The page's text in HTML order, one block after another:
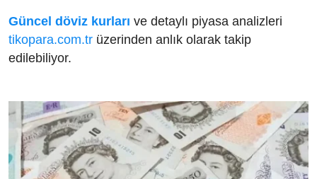
Güncel döviz kurları ve detaylı piyasa analizleri
tikopara.com.tr üzerinden anlık olarak takip
edilebiliyor.